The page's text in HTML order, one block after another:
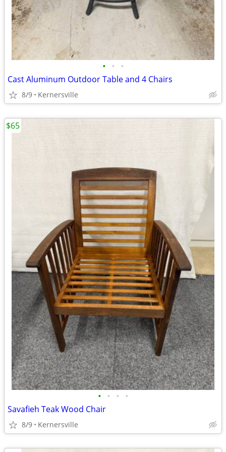
• • •
Cast Aluminum Outdoor Table and 4 Chairs
8/9 Kernersville
• • • •
Savafieh Teak Wood Chair
8/9 Kernersville
$65